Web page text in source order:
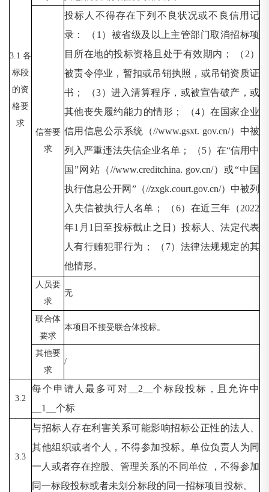
3.1 各
标段
的资
格要
求
信誉要
求
投标人不得存在下列不良状况或不良信用记
录：
（ 1）被省级及以上主管部门取消招标项
目所在地的投标资格且处于有效期内； （2）
被责令停业，暂扣或吊销执照，或吊销资质证
书； （3）进入清算程序，或被宣告破产，或
其他丧失履约能力的情形； （4）在国家企业
信用信息公示系统（//www.gsxt. gov.cn/）中被
列入严重违法失信企业名单； （5）在“信用中
国”网站（//www.creditchina. gov.cn/）或“中国
执行信息公开网”（//zxgk.court.gov.cn/）中被列
入失信被执行人名单； （6）在近三年（2022
年1月1日至投标截止之日）投标人、法定代表
人有行贿犯罪行为； （7）法律法规规定的其
他情形。
人员要
求
无
联合体
要求
本项目不接受联合体投标。
其他要
求
/
3.2
每个申请人最多可对 __2__个标段投标，且允许中
__1__个标
3.3
与招标人存在利害关系可能影响招标公正性的法人、
其他组织或者个人，不得参加投标。单位负责人为同
一人或者存在控股、管理关系的不同单位
，不得参加
同一标段投标或者未划分标段的同一招标项目投标。